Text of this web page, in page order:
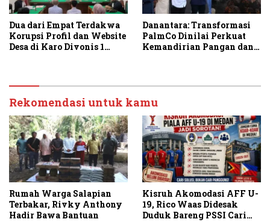
Dua dari Empat Terdakwa
Korupsi Profil dan Website
Desa di Karo Divonis 1
Danantara: Transformasi
PalmCo Dinilai Perkuat
Kemandirian Pangan dan
Rekomendasi untuk kamu
Rumah Warga Salapian
Terbakar, Rivky Anthony
Hadir Bawa Bantuan
Kisruh Akomodasi AFF U-
19, Rico Waas Didesak
Duduk Bareng PSSI Cari